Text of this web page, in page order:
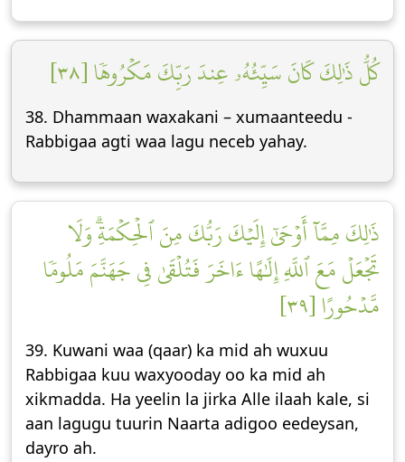
كُلُّ ذَٰلِكَ كَانَ سَيِّئُهُۥ عِندَ رَبِّكَ مَكۡرُوهٗا [٣٨]
38. Dhammaan waxakani – xumaanteedu -
Rabbigaa agti waa lagu neceb yahay.
ذَٰلِكَ مِمَّآ أَوۡحَىٰٓ إِلَيۡكَ رَبُّكَ مِنَ ٱلۡحِكۡمَةِۗ وَلَا
تَجۡعَلۡ مَعَ ٱللَّهِ إِلَٰهًا ءَاخَرَ فَتُلۡقَىٰ فِي جَهَنَّمَ مَلُومٗا
مَّدۡحُورًا [٣٩]
39. Kuwani waa (qaar) ka mid ah wuxuu
Rabbigaa kuu waxyooday oo ka mid ah
xikmadda. Ha yeelin la jirka Alle ilaah kale, si
aan lagugu tuurin Naarta adigoo eedeysan,
dayro ah.